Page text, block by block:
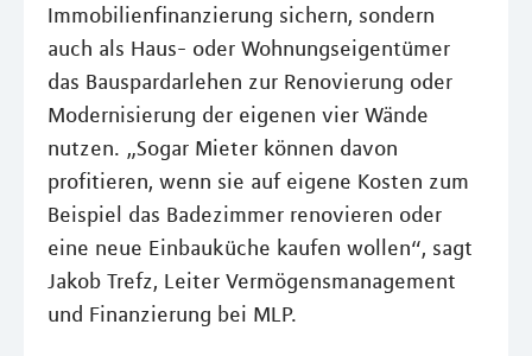
Immobilienfinanzierung sichern, sondern
auch als Haus- oder Wohnungseigentümer
das Bauspardarlehen zur Renovierung oder
Modernisierung der eigenen vier Wände
nutzen. „Sogar Mieter können davon
profitieren, wenn sie auf eigene Kosten zum
Beispiel das Badezimmer renovieren oder
eine neue Einbauküche kaufen wollen“, sagt
Jakob Trefz, Leiter Vermögensmanagement
und Finanzierung bei MLP.